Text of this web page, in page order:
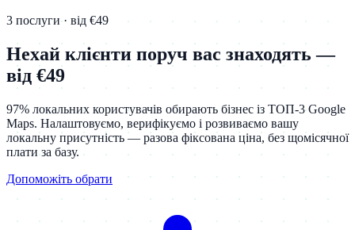
3 послуги · від €49
Нехай клієнти поруч вас знаходять —
від €49
97% локальних користувачів обирають бізнес із ТОП-3 Google
Maps. Налаштовуємо, верифікуємо і розвиваємо вашу
локальну присутність — разова фіксована ціна, без щомісячної
плати за базу.
Допоможіть обрати